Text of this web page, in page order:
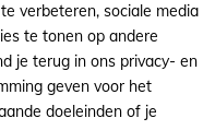
feed Sitemap
verbeteren, sociale media
te tonen op andere
je terug in ons privacy- en
geven voor het
doeleinden of je